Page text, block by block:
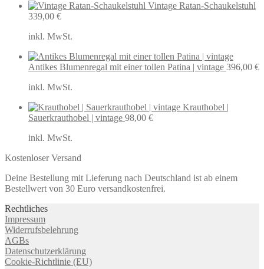
Vintage Ratan-Schaukelstuhl
339,00 €
inkl. MwSt.
Antikes Blumenregal mit einer tollen Patina | vintage 396,00 €
inkl. MwSt.
Krauthobel |
Sauerkrauthobel | vintage 98,00 €
inkl. MwSt.
Kostenloser Versand
Deine Bestellung mit Lieferung nach Deutschland ist ab einem
Bestellwert von 30 Euro versandkostenfrei.
Rechtliches
Impressum
Widerrufsbelehrung
AGBs
Datenschutzerklärung
Cookie-Richtlinie (EU)